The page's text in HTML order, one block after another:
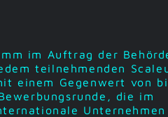
im Auftrag der
teilnehmenden
einem Gegenwert von
die im